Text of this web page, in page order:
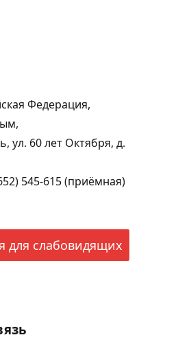
Федерация,
ул. 60 лет Октября, д.
545-615 (приёмная)
для слабовидящих